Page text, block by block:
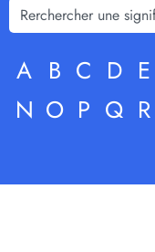
A B C D E
N O P Q R